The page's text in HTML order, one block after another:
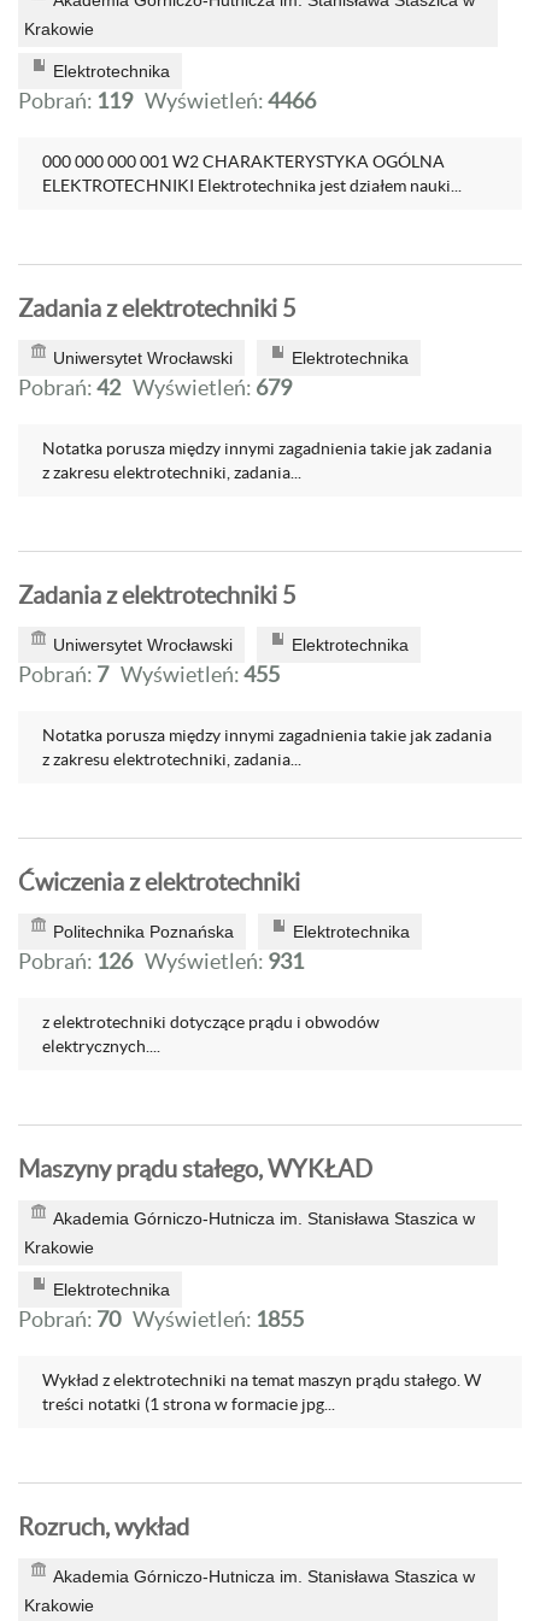
Krakowie
Elektrotechnika
Pobrań: 119 Wyświetleń:4466
000 000 000 001 W2 CHARAKTERYSTYKA OGÓLNA
ELEKTROTECHNIKI Elektrotechnika jest działem nauki...
Zadania z elektrotechniki 5
Uniwersytet Wrocławski Elektrotechnika
Pobrań:42 Wyświetleń: 679
Notatka porusza między innymi zagadnienia takie jak zadania
z zakresu elektrotechniki, zadania...
Zadania z elektrotechniki 5
Uniwersytet Wrocławski Elektrotechnika
Pobrań: 7 Wyświetleń:455
Notatka porusza między innymi zagadnienia takie jak zadania
z zakresu elektrotechniki, zadania...
Ćwiczenia z elektrotechniki
Politechnika Poznańska Elektrotechnika
Pobrań: 126 Wyświetleń: 931
z elektrotechniki dotyczące prądu i obwodów
elektrycznych....
Maszyny prądu stałego, WYKŁAD
Akademia Górniczo-Hutnicza im. Stanisława Staszica w
Krakowie
Elektrotechnika
Pobrań: 70 Wyświetleń: 1855
Wykład z elektrotechniki na temat maszyn prądu stałego. W
treści notatki (1 strona w formacie jpg...
Rozruch, wykład
Akademia Górniczo-Hutnicza im. Stanisława Staszica w
Krakowie